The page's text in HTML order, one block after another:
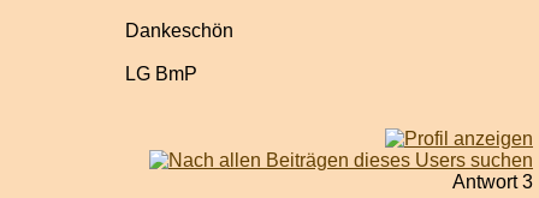
Dankeschön
LG BmP
Antwort 3